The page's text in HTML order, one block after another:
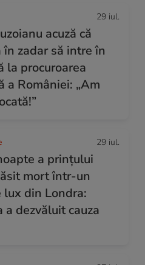
29 iul.
acuză că
în zadar să intre în
la procuroarea
a României: „Am
29 iul.
a prințului
mort într-un
lux din Londra:
a dezvăluit cauza